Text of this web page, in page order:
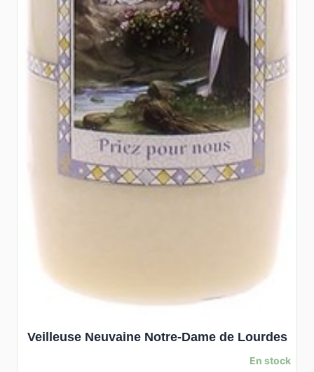
Veilleuse Neuvaine Notre-Dame de Lourdes
En stock